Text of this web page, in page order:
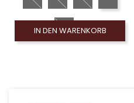
IN DEN WARENKORB